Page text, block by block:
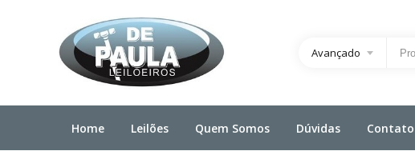
Avançado
Home Leilões Quem Somos Dúvidas Contato